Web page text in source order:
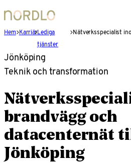
Hem KarriärLediga
tjänster
Jönköping
Teknik och transformation
brandvägg och
datacenternät
Jönköping